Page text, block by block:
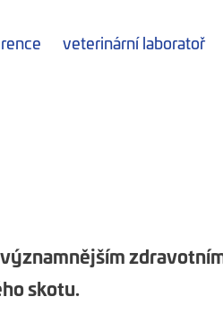
veterinární laboratoř
skotu.